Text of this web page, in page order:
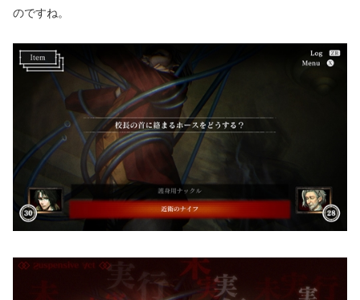
のですね。